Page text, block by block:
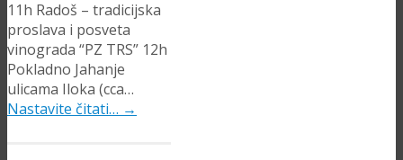
11h Radoš – tradicijska
proslava i posveta
vinograda “PZ TRS” 12h
Pokladno Jahanje
ulicama Iloka (cca…
Nastavite čitati… →